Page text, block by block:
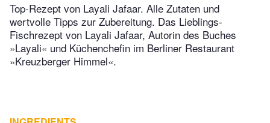
Top-Rezept von Layali Jafaar. Alle Zutaten und
wertvolle Tipps zur Zubereitung. Das Lieblings-
Fischrezept von Layali Jafaar, Autorin des Buches
»Layali« und Küchenchefin im Berliner Restaurant
»Kreuzberger Himmel«.